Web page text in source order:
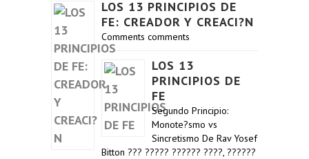
LOS 13 PRINCIPIOS DE
FE: CREADOR Y CREACI?N
Comments comments
LOS 13
PRINCIPIOS DE
FE
Segundo Principio:
Monote?smo vs
Sincretismo De Rav Yosef
Bitton ??? ????? ?????? ????, ??????